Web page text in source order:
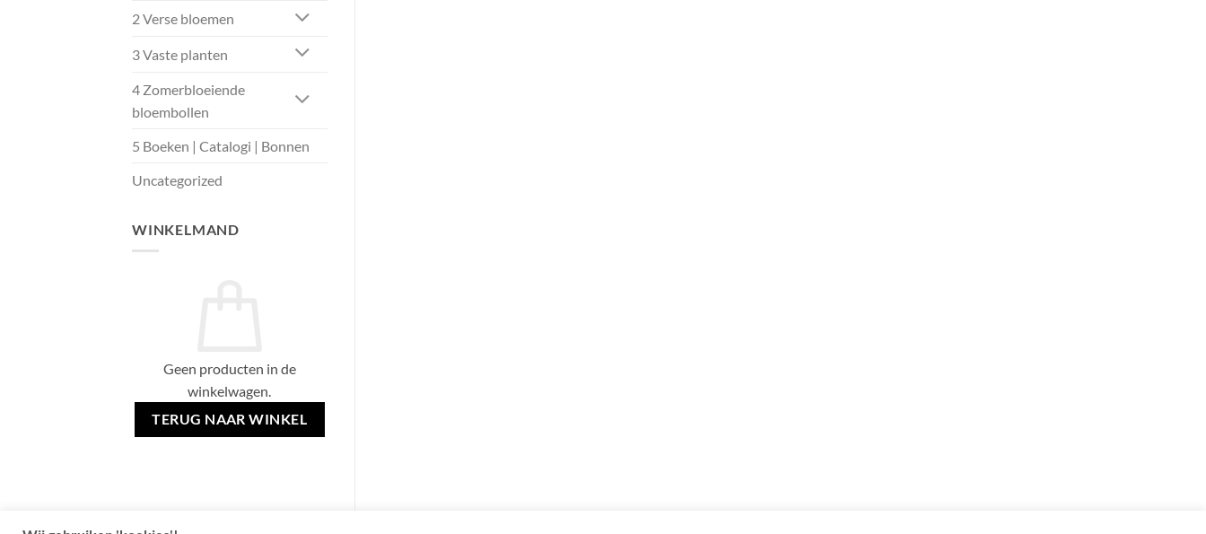
2 Verse bloemen
3 Vaste planten
4 Zomerbloeiende
bloembollen
5 Boeken | Catalogi | Bonnen
Uncategorized
WINKELMAND
Geen producten in de
winkelwagen.
TERUG NAAR WINKEL